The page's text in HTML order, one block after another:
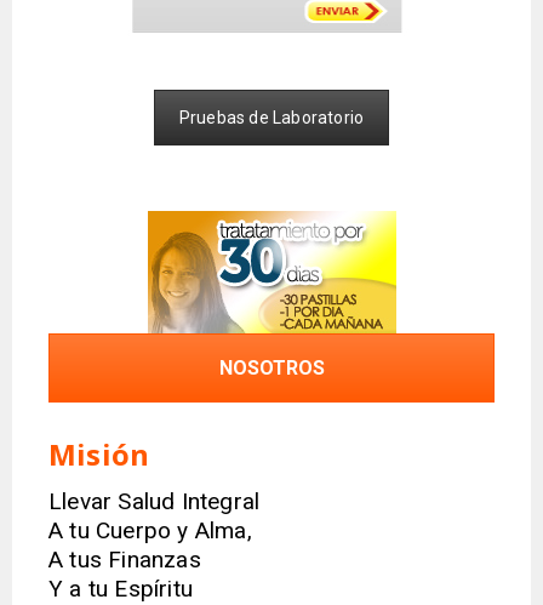
Pruebas de Laboratorio
NOSOTROS
Misión
Llevar Salud Integral
A tu Cuerpo y Alma,
A tus Finanzas
Y a tu Espíritu